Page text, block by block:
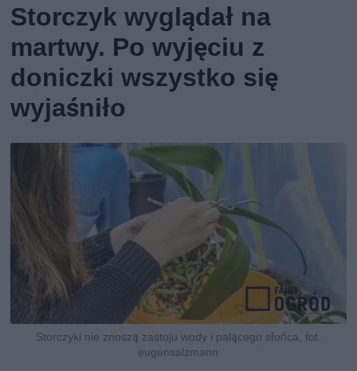
Storczyk wyglądał na
martwy. Po wyjęciu z
doniczki wszystko się
wyjaśniło
Storczyki nie znoszą zastoju wody i palącego słońca, fot.
eugensalzmann